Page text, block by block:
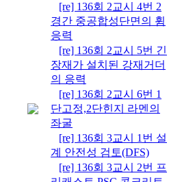
[re] 136회 2교시 4번 2
경간 중공합성단면의 휨
응력
[re] 136회 2교시 5번 긴
장재가 설치된 강재거더
의 응력
[re] 136회 2교시 6번 1
단고정,2단힌지 라멘의
좌굴
[re] 136회 3교시 1번 설
계 안전성 검토(DFS)
[re] 136회 3교시 2번 프